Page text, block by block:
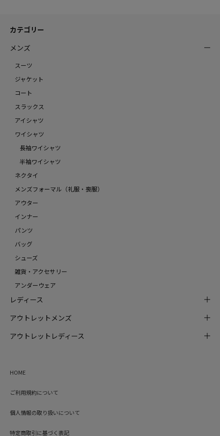
カテゴリー
メンズ
スーツ
ジャケット
コート
スラックス
アイシャツ
ワイシャツ
長袖ワイシャツ
半袖ワイシャツ
ネクタイ
メンズフォーマル（礼服・喪服）
アウター
インナー
パンツ
バッグ
シューズ
雑貨・アクセサリー
アンダーウェア
レディース
アウトレットメンズ
アウトレットレディース
HOME
ご利用規約について
個人情報の取り扱いについて
特定商取引に基づく表記